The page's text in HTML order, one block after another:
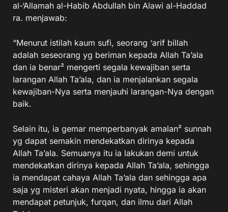
al-‘Allamah al-Habib Abdullah bin Alawi al-Haddad
ra. menjawab:
“Menurut istilah kaum sufi, seorang ‘arif billah
adalah seseorang yg beriman kepada Allah Ta’ala
dan ia benar² mengerti segala kewajiban serta
larangan Allah Ta’ala, dan ia menjalankan segala
kewajiban-Nya serta menjauhi larangan-Nya dengan
baik.
Selain itu, ia gemar memperbanyak amalan² sunnah
yg dapat semakin mendekatkan dirinya kepada
Allah Ta’ala. Semuanya itu ia lakukan demi untuk
mendekatkan dirinya kepada Allah Ta’ala, sehingga
ia mendapat cahaya Allah Ta’ala dan sehingga apa
saja yg misteri akan menjadi nyata, hingga ia akan
mendapat petunjuk, furqan, dan ilmu dari Allah